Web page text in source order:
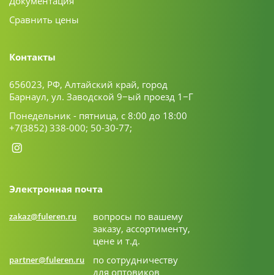
Сравнить цены
Контакты
656023, РФ, Алтайский край, город
Барнаул, ул. Заводской 9−ый проезд 1−Г
Понедельник - пятница, с 8:00 до 18:00
+7(3852) 338-000; 50-30-77;
Электронная почта
zakaz@fuleren.ru
вопросы по вашему
заказу, ассортименту,
цене и т.д.
partner@fuleren.ru
по сотрудничеству
для оптовиков